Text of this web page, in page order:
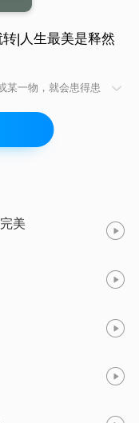
|人生最美是释然
某一物，就会患得患
谓成败的时候，反
有一颗平常心，远离
美